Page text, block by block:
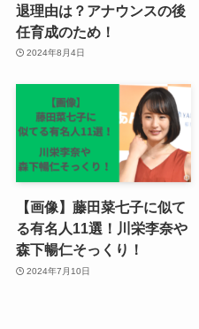
退理由は？アナウンスの後
任育成のため！
2024年8月4日
【画像】藤田菜七子に似て
る有名人11選！川栄李奈や
森下暢仁そっくり！
2024年7月10日